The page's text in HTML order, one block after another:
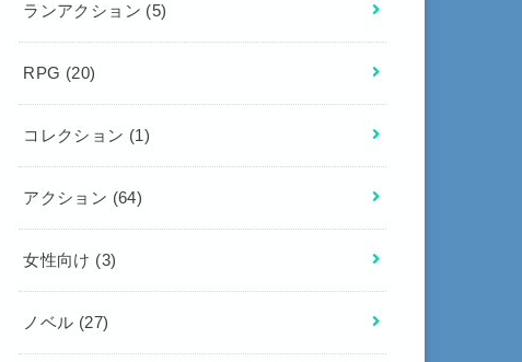
ランアクション (5)
RPG (20)
コレクション (1)
アクション (64)
女性向け (3)
ノベル (27)